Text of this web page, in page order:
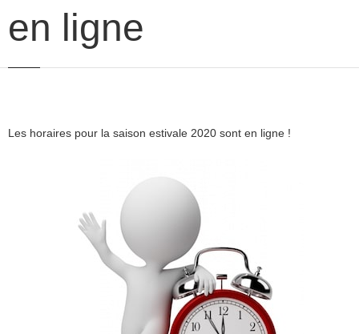
en ligne
Les horaires pour la saison estivale 2020 sont en ligne !